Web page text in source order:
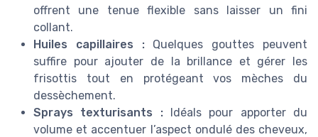
offrent une tenue flexible sans laisser un fini
collant.
Huiles capillaires :Quelques gouttes peuvent
suffire pour ajouter de la brillance et gérer les
frisottis tout en protégeant vos mèches du
dessèchement.
Sprays texturisants :Idéals pour apporter du
volume et accentuer l’aspect ondulé des cheveux,